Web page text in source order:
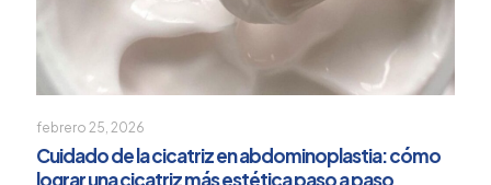
febrero 25, 2026
Cuidado de la cicatriz en abdominoplastia: cómo
lograr una cicatriz más estética paso a paso